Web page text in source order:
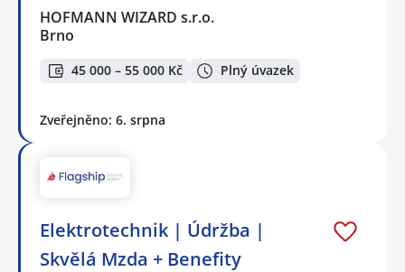
HOFMANN WIZARD s.r.o.
Brno
45 000 – 55 000 Kč Plný úvazek
Zveřejněno: 6. srpna
Elektrotechnik | Údržba |
Skvělá Mzda + Benefity